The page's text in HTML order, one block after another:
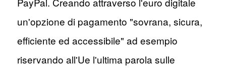
un'opzione di pagamento "sovrana, sicura,
efficiente ed accessibile" ad esempio
riservando all'Ue l'ultima parola sulle